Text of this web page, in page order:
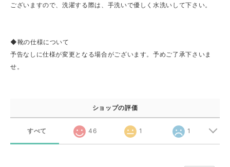
ございますので、洗濯する際は、手洗いで優しく水洗いして下さい。
◆靴の仕様について
予告なしに仕様が変更となる場合がございます。予めご了承下さいま
せ。
ショップの評価
すべて 46 1 1